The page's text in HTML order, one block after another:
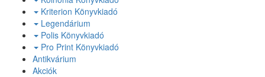
Kriterion Könyvkiadó
Legendárium
Polis Könyvkiadó
Pro Print Könyvkiadó
Antikvárium
Akciók